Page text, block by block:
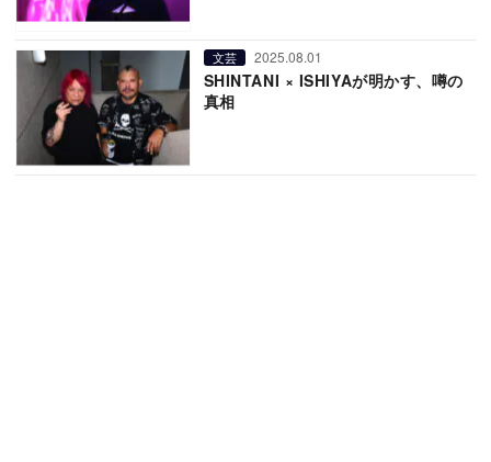
文芸 2025.08.01
SHINTANI × ISHIYAが明かす、噂の
真相